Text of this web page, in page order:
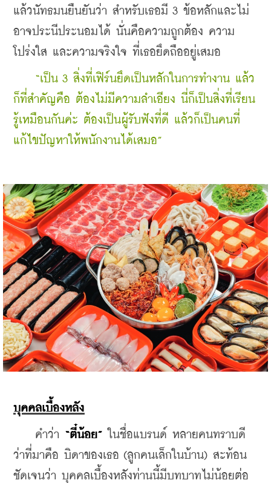
แล้วนัทธมนยืนยันว่า สำหรับเธอมี 3 ข้อหลักและไม่
อาจประนีประนอมได้ นั่นคือความถูกต้อง ความ
โปร่งใส และความจริงใจ ที่เธอยึดถืออยู่เสมอ
“เป็น 3 สิ่งที่เฟิร์นยึดเป็นหลักในการทำงาน แล้ว
ก็ที่สำคัญคือ ต้องไม่มีความลำเอียง นี่ก็เป็นสิ่งที่เรียน
รู้เหมือนกันค่ะ ต้องเป็นผู้รับฟังที่ดี แล้วก็เป็นคนที่
แก้ไขปัญหาให้พนักงานได้เสมอ”
บุคคลเบื้องหลัง
คำว่า “ตี๋น้อย”
ในชื่อแบรนด์ หลายคนทราบดี
ว่าที่มาคือ บิดาของเธอ (ลูกคนเล็กในบ้าน) สะท้อน
ชัดเจนว่า บุคคลเบื้องหลังท่านนี้มีบทบาทไม่น้อยต่อ